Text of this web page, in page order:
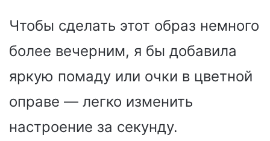
Чтобы сделать этот образ немного
более вечерним, я бы добавила
яркую помаду или очки в цветной
оправе — легко изменить
настроение за секунду.